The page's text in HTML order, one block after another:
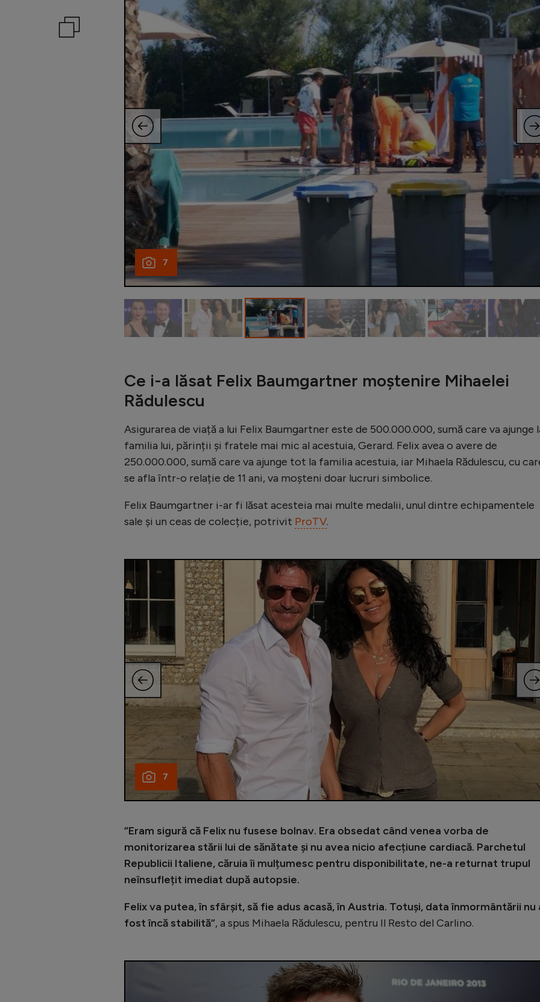
7
Ce i-a lăsat Felix Baumgartner moștenire Mihaelei
Rădulescu
Asigurarea de viață a lui Felix Baumgartner este de 500.000.000, sumă care va ajunge
familia lui, părinții și fratele mai mic al acestuia, Gerard. Felix avea o avere de
250.000.000, sumă care va ajunge tot la familia acestuia, iar Mihaela Rădulescu, cu
se afla într-o relație de 11 ani, va moșteni doar lucruri simbolice.
Felix Baumgartner i-ar fi lăsat acesteia mai multe medalii, unul dintre echipamentele
sale și un ceas de colecție, potrivit ProTV.
7
”Eram sigură că Felix nu fusese bolnav. Era obsedat când venea vorba de
monitorizarea stării lui de sănătate și nu avea nicio afecțiune cardiacă. Parchetul
Republicii Italiene, căruia îi mulțumesc pentru disponibilitate, ne-a returnat trupul
neînsuflețit imediat după autopsie.
Felix va putea, în sfârșit, să fie adus acasă, în Austria. Totuși, data înmormântării nu
fost încă stabilită”, a spus Mihaela Rădulescu, pentru Il Resto del Carlino.